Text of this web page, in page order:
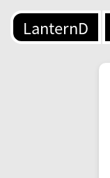
LanternD